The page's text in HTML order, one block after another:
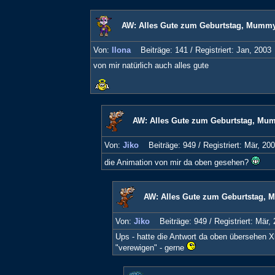
AW: Alles Gute zum Geburtstag,
Von: Ilona Beiträge: 141 / Registriert: Jan, 2003
von mir natürlich auch alles gute
AW: Alles Gute zum Geburtstag,
Von: Jiko Beiträge: 949 / Registriert: Mär,
die Animation von mir da oben gesehen?
AW: Alles Gute zum Geburtstag,
Von: Jiko Beiträge: 949 / Registriert: Mär,
Ups - hatte die Antwort da oben übersehen
"verewigen" - gerne